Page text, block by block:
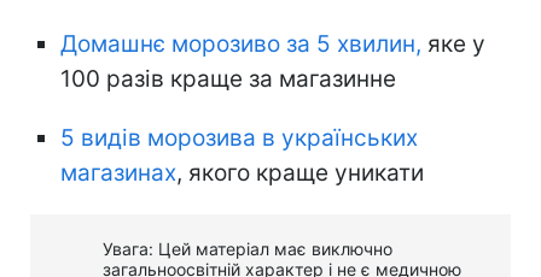
Домашнє морозиво за 5 хвилин, яке у
100 разів краще за магазинне
5 видів морозива в українських
магазинах, якого краще уникати
Увага: Цей матеріал має виключно
загальноосвітній характер і не є медичною